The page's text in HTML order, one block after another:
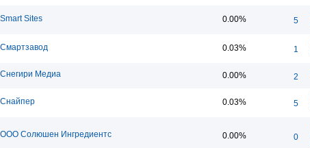
Smart Sites 0.00% 5
Смартзавод 0.03% 1
Снегири Медиа 0.00% 2
Снайпер 0.03% 5
ООО Солюшен Ингредиентс 0.00% 0